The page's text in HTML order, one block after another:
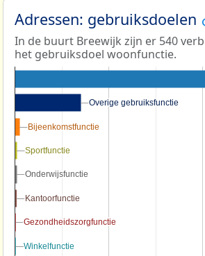
Adressen: gebruiksdoelen
In de buurt Breewijk zijn er 540
het gebruiksdoel woonfunctie.
Overige gebruiksfunctie
Overige gebruiksfunctie
Bijeenkomstfunctie
Bijeenkomstfunctie
Sportfunctie
Sportfunctie
Onderwijsfunctie
Onderwijsfunctie
Kantoorfunctie
Kantoorfunctie
Gezondheidszorgfunctie
Gezondheidszorgfunctie
Winkelfunctie
Winkelfunctie